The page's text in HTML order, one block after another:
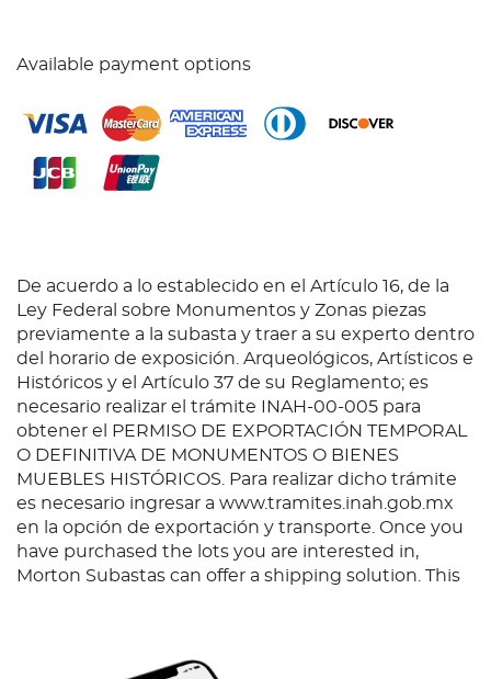
Available payment options
De acuerdo a lo establecido en el Artículo 16, de la
Ley Federal sobre Monumentos y Zonas piezas
previamente a la subasta y traer a su experto dentro
del horario de exposición. Arqueológicos, Artísticos e
Históricos y el Artículo 37 de su Reglamento; es
necesario realizar el trámite INAH-00-005 para
obtener el PERMISO DE EXPORTACIÓN TEMPORAL
O DEFINITIVA DE MONUMENTOS O BIENES
MUEBLES HISTÓRICOS. Para realizar dicho trámite
es necesario ingresar a www.tramites.inah.gob.mx
en la opción de exportación y transporte. Once you
have purchased the lots you are interested in,
Morton Subastas can offer a shipping solution. This